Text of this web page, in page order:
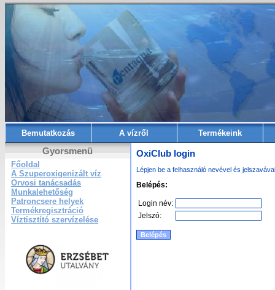
Bemutatkozás A vízről Termékeink
Gyorsmenü
Főoldal
A Szuperoxigenizált víz
Orvosi tanácsadás
Munkalehetőség
Patroncsere helyek
Termékregisztráció
Víztisztító szervízelése
OxiClub login
Lépjen be a felhasználó nevével és jelszavával
Belépés:
Login név:
Jelszó: